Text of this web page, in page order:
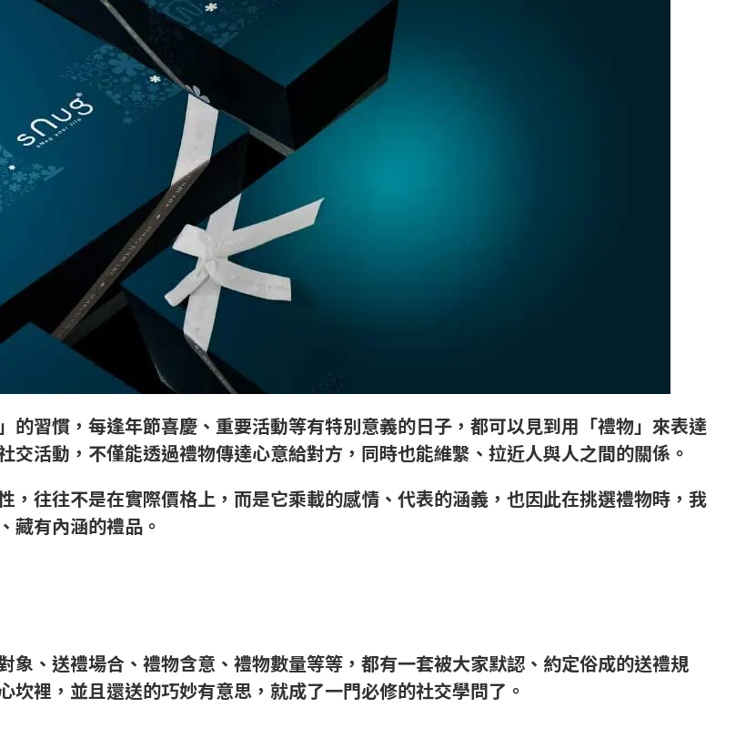
的習慣，每逢年節喜慶、重要活動等有特別意義的日子，都可以見到用「禮物」來表達
活動，不僅能透過禮物傳達心意給對方，同時也能維繫、拉近人與人之間的關係。
，往往不是在實際價格上，而是它乘載的感情、代表的涵義，也因此在挑選禮物時，我
藏有內涵的禮品。
象、送禮場合、禮物含意、禮物數量等等，都有一套被大家默認、約定俗成的送禮規
裡，並且還送的巧妙有意思，就成了一門必修的社交學問了。